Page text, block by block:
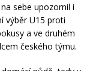
sebe upozornil i
výběr U15 proti
a ve druhém
českého týmu.